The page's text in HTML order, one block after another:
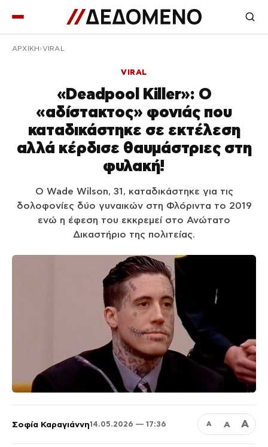
ΑΡΧΙΚΉ VIRAL
VIRAL
«Deadpool Killer»: Ο
«αδίστακτος» φονιάς που
καταδικάστηκε σε εκτέλεση
αλλά κέρδισε θαυμάστριες στη
φυλακή!
Ο Wade Wilson, 31, καταδικάστηκε για τις
δολοφονίες δύο γυναικών στη Φλόριντα το 2019
ενώ η έφεση του εκκρεμεί στο Ανώτατο
Δικαστήριο της πολιτείας.
Σοφία Καραγιάννη14.05.2026 — 17:36 Α Α Α